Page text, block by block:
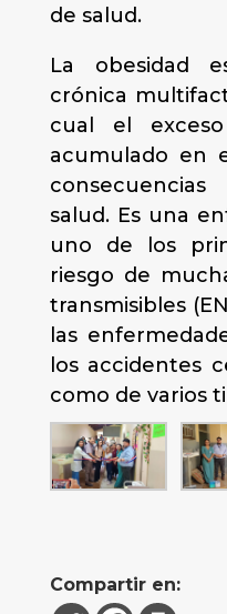
de salud.
La obesidad
crónica
cual el
acumulado en
salud. Es una
uno de los
riesgo de
transmisibles
las
los accidentes
como de varios
Compartir en: